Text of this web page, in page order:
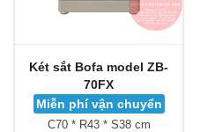
Két sắt Bofa model ZB-
70FX
Miễn phí vận chuyển
C70 * R43 * S38 cm